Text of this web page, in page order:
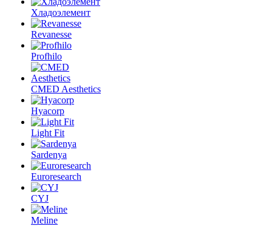
Хладоэлемент
Revanesse
Profhilo
CMED Aesthetics
Hyacorp
Light Fit
Sardenya
Euroresearch
CYJ
Meline